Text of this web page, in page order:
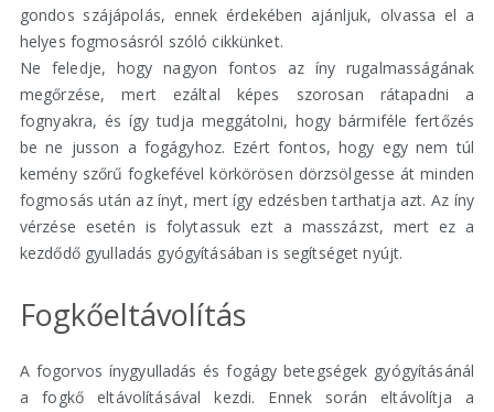
gondos szájápolás, ennek érdekében ajánljuk, olvassa el a
helyes fogmosásról szóló cikkünket.
Ne feledje, hogy nagyon fontos az íny rugalmasságának
megőrzése, mert ezáltal képes szorosan rátapadni a
fognyakra, és így tudja meggátolni, hogy bármiféle fertőzés
be ne jusson a fogágyhoz. Ezért fontos, hogy egy nem túl
kemény szőrű fogkefével körkörösen dörzsölgesse át minden
fogmosás után az ínyt, mert így edzésben tarthatja azt. Az íny
vérzése esetén is folytassuk ezt a masszázst, mert ez a
kezdődő gyulladás gyógyításában is segítséget nyújt.
Fogkőeltávolítás
A fogorvos ínygyulladás és fogágy betegségek gyógyításánál
a fogkő eltávolításával kezdi. Ennek során eltávolítja a